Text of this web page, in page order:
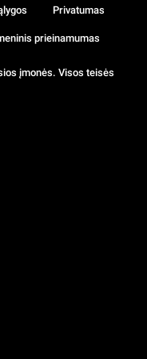
įmonės. Visos teisės
Privatumas
prieinamumas